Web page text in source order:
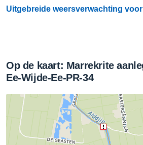
Uitgebreide weersverwachting
Op de kaart: Marrekrite
Ee-Wijde-Ee-PR-34